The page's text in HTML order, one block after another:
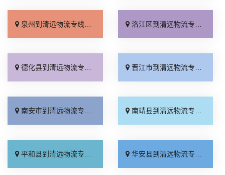
泉州到清远物流专线_准时准点「运价查询」 洛江区到清远物流专线_实时跟踪 「快运有保障」
德化县到清远物流专线_直发全境「要几天到」 晋江市到清远物流专线_合理收费「诚信经营」
南安市到清远物流专线_整车配货「快速直达」 南靖县到清远物流专线_快速直达「上门取件」
平和县到清远物流专线_专业调车「多久时间」 华安县到清远物流专线_资质齐全「运价实惠」